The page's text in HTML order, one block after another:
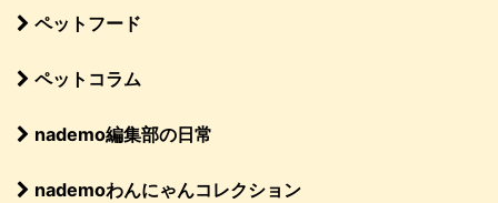
ペットフード
ペットコラム
nademo編集部の日常
nademoわんにゃんコレクション